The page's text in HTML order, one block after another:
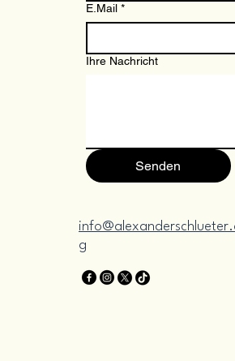
E.Mail *
Ihre Nachricht
Senden
g